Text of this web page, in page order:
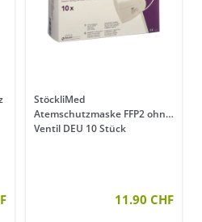
StöckliMed
Atemschutzmaske FFP2 ohne
Ventil DEU 10 Stück
11.90 CHF